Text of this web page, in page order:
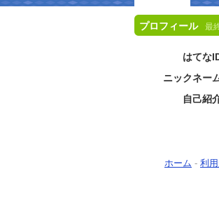
プロフィール 最
はてな
ニックネー
自己紹
ホーム - 利